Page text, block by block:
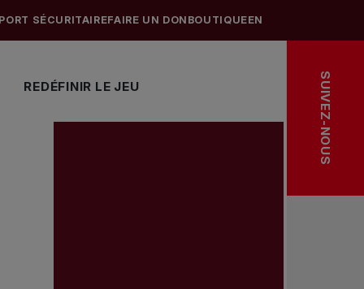
REDÉFINIR LE JEU
SÉCURITAIREFAIRE UN DON BOUTIQUEEN
SUIVEZ-NOUS